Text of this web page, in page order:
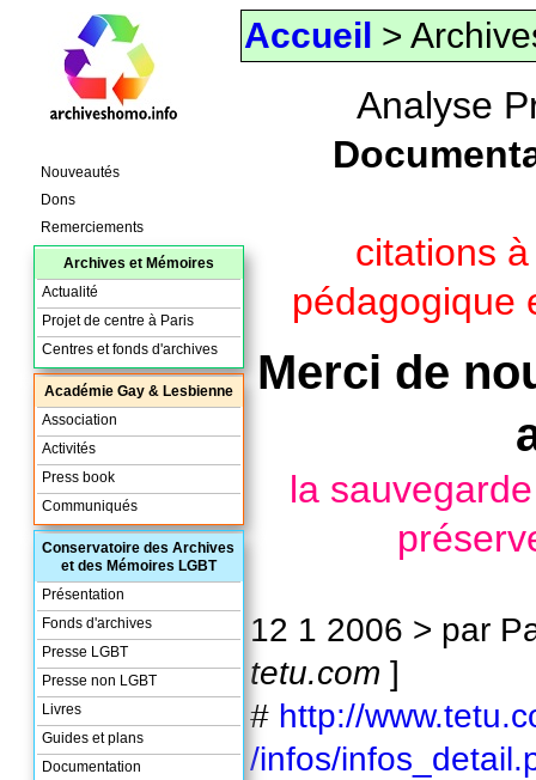
Accueil >
Analyse
citations
pédagogique
Merci de
la
12 1 2006 > par
tetu.com ]
# http://
/infos/
Nouveautés
Dons
Remerciements
Archives et Mémoires
Actualité
Projet de centre à Paris
Centres et fonds d'archives
Académie Gay & Lesbienne
Association
Activités
Press book
Communiqués
Conservatoire des Archives
et des Mémoires LGBT
Présentation
Fonds d'archives
Presse LGBT
Presse non LGBT
Livres
Guides et plans
Documentation